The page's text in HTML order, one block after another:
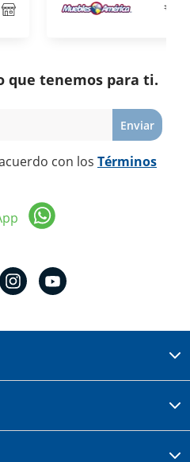
que tenemos para ti.
Enviar
con los Términos
la Nogalera.